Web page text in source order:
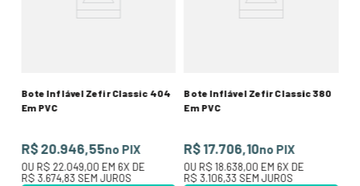
Bote Inflável Zefir Classic 404
Em PVC
R$ 20.946,55no PIX
OU R$ 22.049,00 EM 6X DE
R$ 3.674,83 SEM JUROS
Bote Inflável Zefir Classic 380
Em PVC
R$ 17.706,10no PIX
OU R$ 18.638,00 EM 6X DE
R$ 3.106,33 SEM JUROS